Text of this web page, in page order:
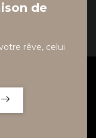
de
rêve, celui